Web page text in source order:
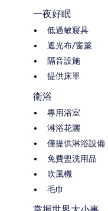
一夜好眠
低過敏寢具
遮光布/窗簾
隔音設施
提供床單
衛浴
專用浴室
淋浴花灑
僅提供淋浴設備
免費盥洗用品
吹風機
毛巾